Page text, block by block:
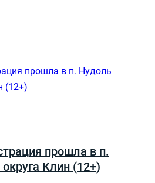
прошла в п.
Клин (12+)